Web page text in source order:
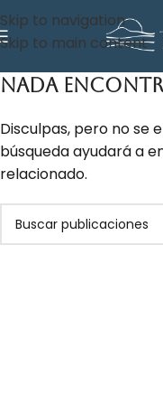
Skip to navigation
Skip to main content
Nada
Disculpas, pero no se
búsqueda ayudará a
relacionado.